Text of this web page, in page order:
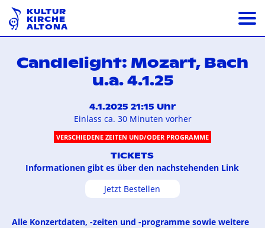
KULTUR
KIRCHE
ALTONA
Candlelight: Mozart, Bach
u.a. 4.1.25
4.1.2025 21:15 Uhr
Einlass ca. 30 Minuten vorher
VERSCHIEDENE ZEITEN UND/ODER PROGRAMME
TICKETS
Informationen gibt es über den nachstehenden Link
Jetzt Bestellen
Alle Konzertdaten, -zeiten und -programme sowie weitere